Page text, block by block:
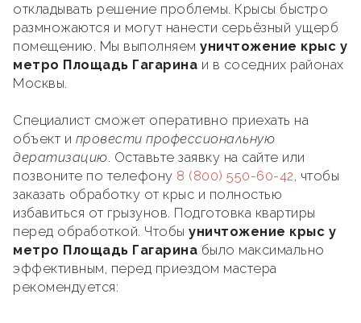
откладывать решение проблемы. Крысы быстро
размножаются и могут нанести серьёзный ущерб
помещению. Мы выполняем уничтожение крыс у
метро Площадь Гагарина и в соседних районах
Москвы.
Специалист сможет оперативно приехать на
объект и провести профессиональную
дератизацию. Оставьте заявку на сайте или
позвоните по телефону 8 (800) 550-60-42, чтобы
заказать обработку от крыс и полностью
избавиться от грызунов. Подготовка квартиры
перед обработкой. Чтобы уничтожение крыс у
метро Площадь Гагарина было максимально
эффективным, перед приездом мастера
рекомендуется: